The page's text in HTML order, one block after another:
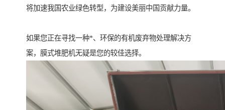
将加速我国农业绿色转型，为建设美丽中国贡献力量。
如果您正在寻找一种*、环保的有机废弃物处理解决方
案，膜式堆肥机无疑是您的较佳选择。